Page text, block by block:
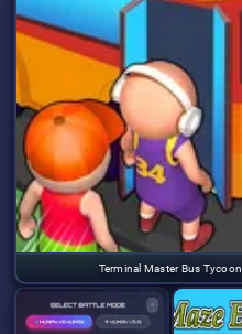
Terminal Master Bus Tycoon